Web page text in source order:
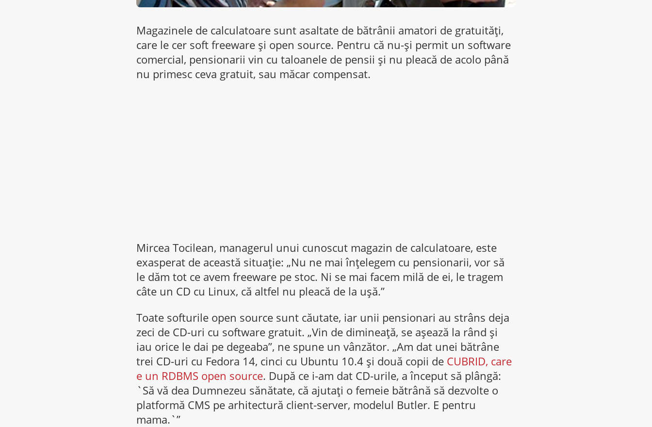
Magazinele de calculatoare sunt asaltate de bătrânii amatori de gratuități,
care le cer soft freeware și open source. Pentru că nu-şi permit un software
comercial, pensionarii vin cu taloanele de pensii și nu pleacă de acolo până
nu primesc ceva gratuit, sau măcar compensat.
Mircea Tocilean, managerul unui cunoscut magazin de calculatoare, este
exasperat de această situație: „Nu ne mai înţelegem cu pensionarii, vor să
le dăm tot ce avem freeware pe stoc. Ni se mai facem milă de ei, le tragem
câte un CD cu Linux, că altfel nu pleacă de la ușă.”
Toate softurile open source sunt căutate, iar unii pensionari au strâns deja
zeci de CD-uri cu software gratuit. „Vin de dimineață, se așează la rând și
iau orice le dai pe degeaba”, ne spune un vânzător. „Am dat unei bătrâne
trei CD-uri cu Fedora 14, cinci cu Ubuntu 10.4 şi două copii de CUBRID, care
e un RDBMS open source. După ce i-am dat CD-urile, a început să plângă:
`Să vă dea Dumnezeu sănătate, că ajutați o femeie bătrână să dezvolte o
platformă CMS pe arhitectură client-server, modelul Butler. E pentru
mama.`”